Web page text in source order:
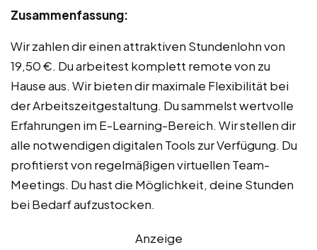
Zusammenfassung:
Wir zahlen dir einen attraktiven Stundenlohn von
19,50 €. Du arbeitest komplett remote von zu
Hause aus. Wir bieten dir maximale Flexibilität bei
der Arbeitszeitgestaltung. Du sammelst wertvolle
Erfahrungen im E-Learning-Bereich. Wir stellen dir
alle notwendigen digitalen Tools zur Verfügung. Du
profitierst von regelmäßigen virtuellen Team-
Meetings. Du hast die Möglichkeit, deine Stunden
bei Bedarf aufzustocken.
Anzeige